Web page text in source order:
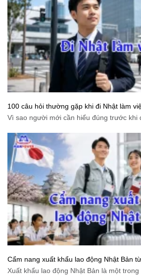
100 câu hỏi thường gặp khi đi Nhật làm
hiểu cho người mới bắt đầu
Vì sao người mới cần hiểu đúng trước khi
Cẩm nang xuất khẩu lao động Nhật Bản
Xuất khẩu lao động Nhật Bản là một